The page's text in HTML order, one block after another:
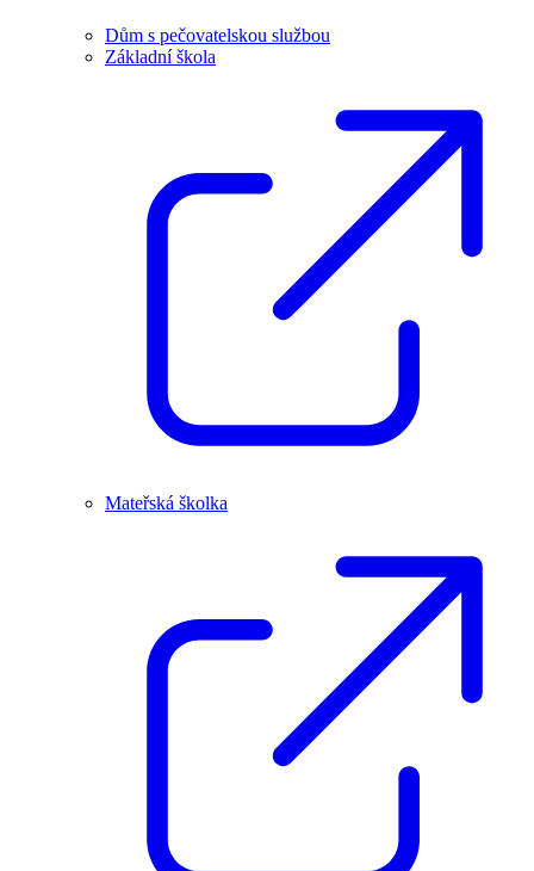
Dům s pečovatelskou službou
Základní škola
Mateřská školka